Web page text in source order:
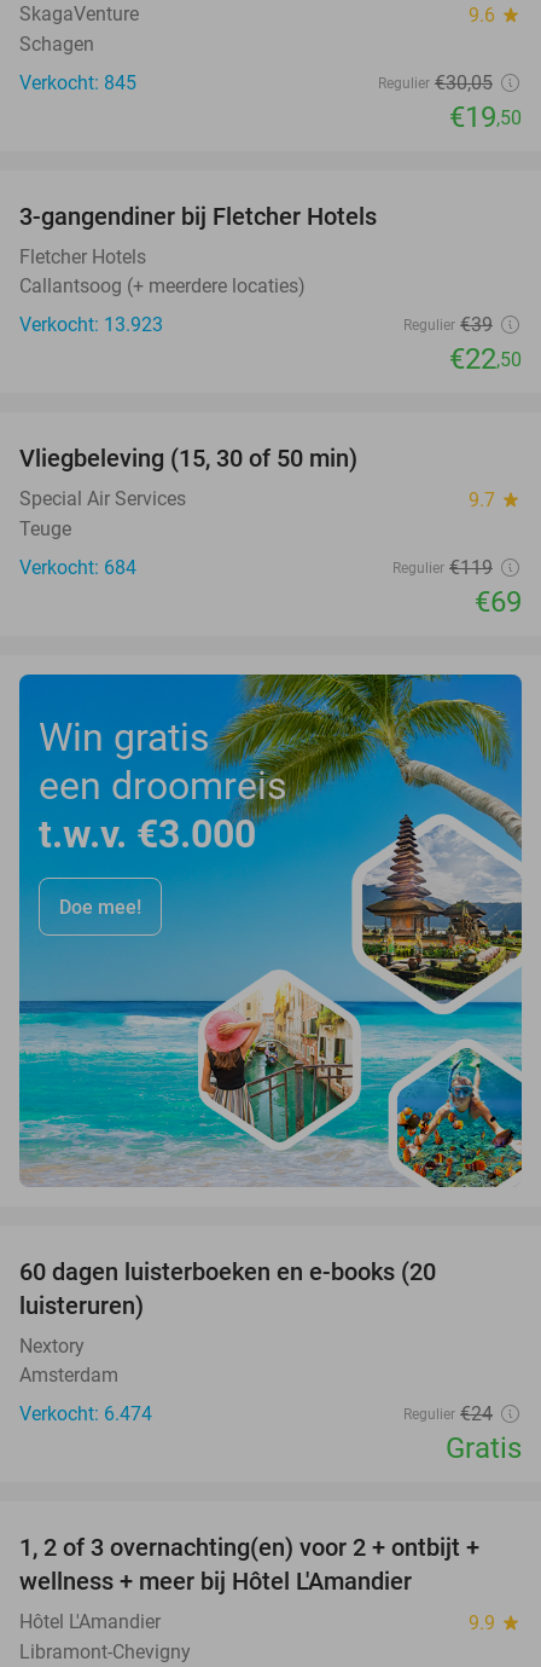
SkagaVenture 9.6 star
Schagen
Verkocht: 845
Regulier €30,05
€19,50
3-gangendiner bij Fletcher Hotels
Fletcher Hotels
Callantsoog (+ meerdere locaties)
Verkocht: 13.923
Regulier €39
€22,50
Vliegbeleving (15, 30 of 50 min)
Special Air Services 9.7 star
Teuge
Verkocht: 684
Regulier €119
€69
Win gratis
een droomreis
t.w.v. €3.000
Doe mee!
60 dagen luisterboeken en e-books (20
luisteruren)
Nextory
Amsterdam
Verkocht: 6.474
Regulier €24
Gratis
32%
TODAY
1, 2 of 3 overnachting(en) voor 2 + ontbijt +
wellness + meer bij Hôtel L'Amandier
Hôtel L'Amandier 9.9 star
Libramont-Chevigny